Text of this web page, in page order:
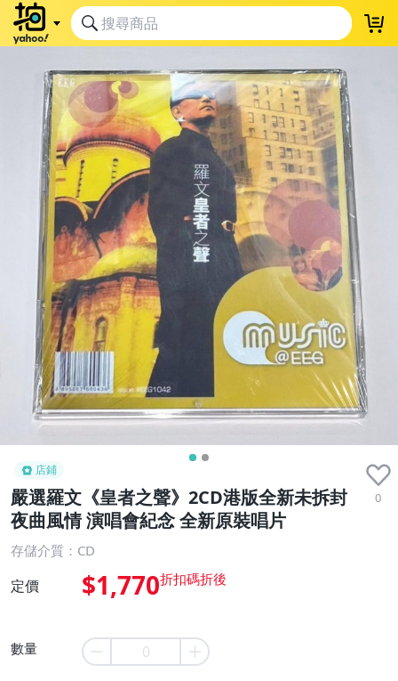
店鋪
嚴選羅文《皇者之聲》2CD港版全新未拆封
夜曲風情 演唱會紀念 全新原裝唱片
0
存儲介質：CD
定價 $1,770
數量